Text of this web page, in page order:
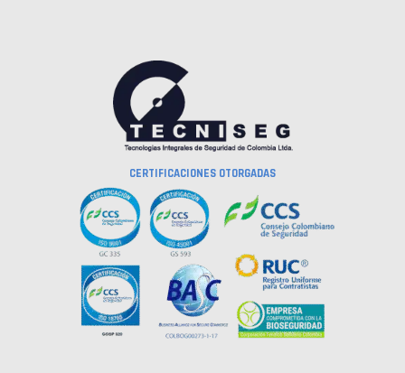
CERTIFICACIONES OTORGADAS